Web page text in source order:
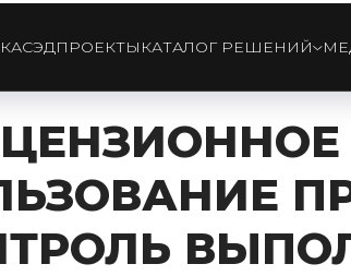
СЭДПРОЕКТЫ КАТАЛОГ РЕШЕНИЙ